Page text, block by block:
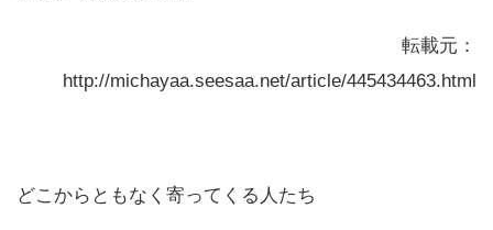
転載元：
http://michayaa.seesaa.net/article/445434463.html
どこからともなく寄ってくる人たち